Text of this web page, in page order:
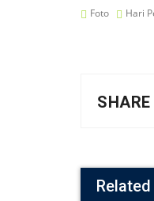
Foto Hari
SHARE